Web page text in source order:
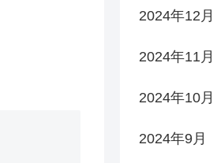
2024年12月
2024年11月
2024年10月
2024年9月